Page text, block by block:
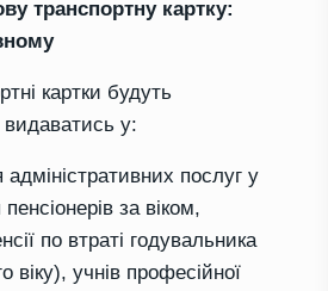
транспортну картку:
картки будуть
видаватись у:
адміністративних послуг у
за віком,
по втраті годувальника
віку), учнів професійної